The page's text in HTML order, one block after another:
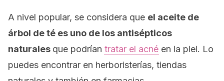
A nivel popular, se considera que el aceite de
árbol de té es uno de los antisépticos
naturales que podrían tratar el acné en la piel. Lo
puedes encontrar en herboristerías, tiendas